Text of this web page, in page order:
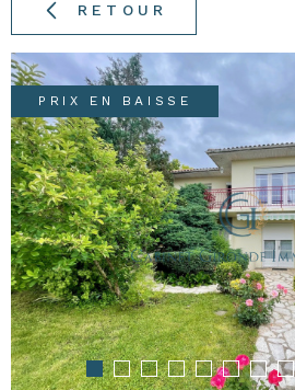
RETOUR
PRIX EN BAISSE